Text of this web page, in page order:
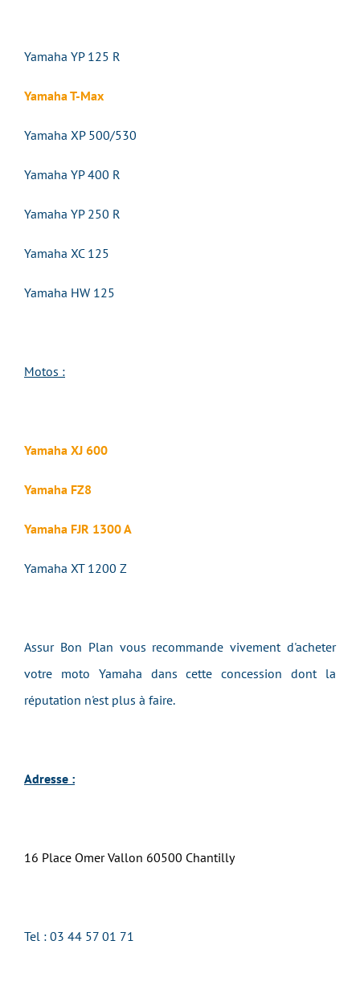
Yamaha YP 125 R
Yamaha T-Max
Yamaha XP 500/530
Yamaha YP 400 R
Yamaha YP 250 R
Yamaha XC 125
Yamaha HW 125
Motos :
Yamaha XJ 600
Yamaha FZ8
Yamaha FJR 1300 A
Yamaha XT 1200 Z
Assur Bon Plan vous recommande vivement d'acheter
votre moto Yamaha dans cette concession dont la
réputation n'est plus à faire.
Adresse :
16 Place Omer Vallon 60500 Chantilly
Tel : 03 44 57 01 71